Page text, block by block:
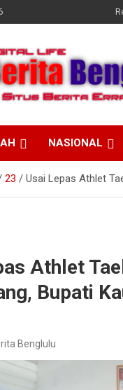
NASIONAL
23 Usai Lepas Athlet
Athlet
Bupati
Benglulu